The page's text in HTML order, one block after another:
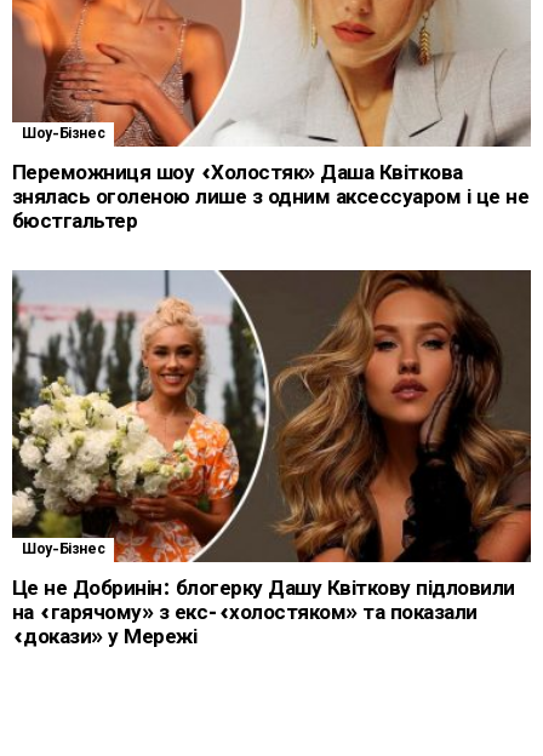
Шоу-Бізнес
Переможниця шоу «Холостяк» Даша Квіткова
знялась оголеною лише з одним аксессуаром і це не
бюстгальтер
Шоу-Бізнес
Це не Добринін: блогерку Дашу Квіткову підловили
на «гарячому» з екс-«холостяком» та показали
«докази» у Мережі